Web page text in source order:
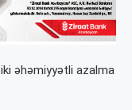
əhəmiyyətli azalma